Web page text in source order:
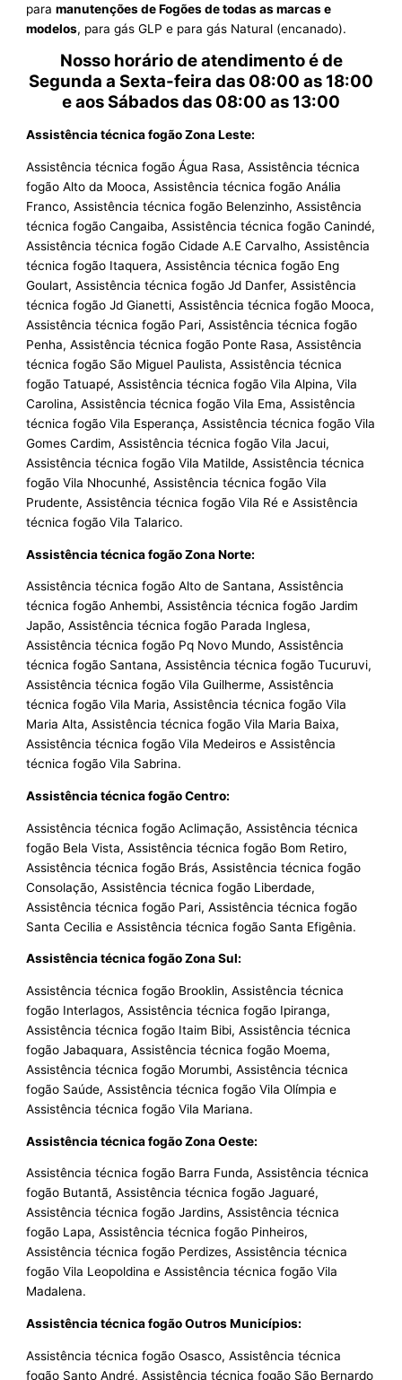
paramanutenções de Fogões de todas as marcas e
modelos, para gás GLP e para gás Natural (encanado).
Nosso horário de atendimento é de
Segunda a Sexta-feira das 08:00 as 18:00
e aos Sábados das 08:00 as 13:00
Assistência técnica fogão Zona Leste:
Assistência técnica fogão Água Rasa, Assistência técnica
fogão Alto da Mooca, Assistência técnica fogão Anália
Franco, Assistência técnica fogão Belenzinho, Assistência
técnica fogão Cangaiba, Assistência técnica fogão Canindé,
Assistência técnica fogão Cidade A.E Carvalho, Assistência
técnica fogão Itaquera, Assistência técnica fogão Eng
Goulart, Assistência técnica fogão Jd Danfer, Assistência
técnica fogão Jd Gianetti, Assistência técnica fogão Mooca,
Assistência técnica fogão Pari, Assistência técnica fogão
Penha, Assistência técnica fogão Ponte Rasa, Assistência
técnica fogão São Miguel Paulista, Assistência técnica
fogão Tatuapé, Assistência técnica fogão Vila Alpina, Vila
Carolina, Assistência técnica fogão Vila Ema, Assistência
técnica fogão Vila Esperança, Assistência técnica fogão Vila
Gomes Cardim, Assistência técnica fogão Vila Jacui,
Assistência técnica fogão Vila Matilde, Assistência técnica
fogão Vila Nhocunhé, Assistência técnica fogão Vila
Prudente, Assistência técnica fogão Vila Ré e Assistência
técnica fogão Vila Talarico.
Assistência técnica fogão Zona Norte:
Assistência técnica fogão Alto de Santana, Assistência
técnica fogão Anhembi, Assistência técnica fogão Jardim
Japão, Assistência técnica fogão Parada Inglesa,
Assistência técnica fogão Pq Novo Mundo, Assistência
técnica fogão Santana, Assistência técnica fogão Tucuruvi,
Assistência técnica fogão Vila Guilherme, Assistência
técnica fogão Vila Maria, Assistência técnica fogão Vila
Maria Alta, Assistência técnica fogão Vila Maria Baixa,
Assistência técnica fogão Vila Medeiros e Assistência
técnica fogão Vila Sabrina.
Assistência técnica fogão Centro:
Assistência técnica fogão Aclimação, Assistência técnica
fogão Bela Vista, Assistência técnica fogão Bom Retiro,
Assistência técnica fogão Brás, Assistência técnica fogão
Consolação, Assistência técnica fogão Liberdade,
Assistência técnica fogão Pari, Assistência técnica fogão
Santa Cecilia e Assistência técnica fogão Santa Efigênia.
Assistência técnica fogão Zona Sul:
Assistência técnica fogão Brooklin, Assistência técnica
fogão Interlagos, Assistência técnica fogão Ipiranga,
Assistência técnica fogão Itaim Bibi, Assistência técnica
fogão Jabaquara, Assistência técnica fogão Moema,
Assistência técnica fogão Morumbi, Assistência técnica
fogão Saúde, Assistência técnica fogão Vila Olímpia e
Assistência técnica fogão Vila Mariana.
Assistência técnica fogão Zona Oeste:
Assistência técnica fogão Barra Funda, Assistência técnica
fogão Butantã, Assistência técnica fogão Jaguaré,
Assistência técnica fogão Jardins, Assistência técnica
fogão Lapa, Assistência técnica fogão Pinheiros,
Assistência técnica fogão Perdizes, Assistência técnica
fogão Vila Leopoldina e Assistência técnica fogão Vila
Madalena.
Assistência técnica fogão Outros Municípios:
Assistência técnica fogão Osasco, Assistência técnica
fogão Santo André, Assistência técnica fogão São Bernardo